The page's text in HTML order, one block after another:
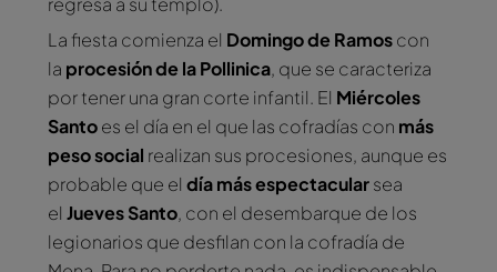
La fiesta comienza el Domingo de Ramoscon
la procesión de la Pollinica, que se caracteriza
por tener una gran corte infantil. El Miércoles
Santoes el día en el que las cofradías con más
peso social realizan sus procesiones, aunque es
probable que el día más espectacularsea
el Jueves Santo, con el desembarque de los
legionarios que desfilan con la cofradía de